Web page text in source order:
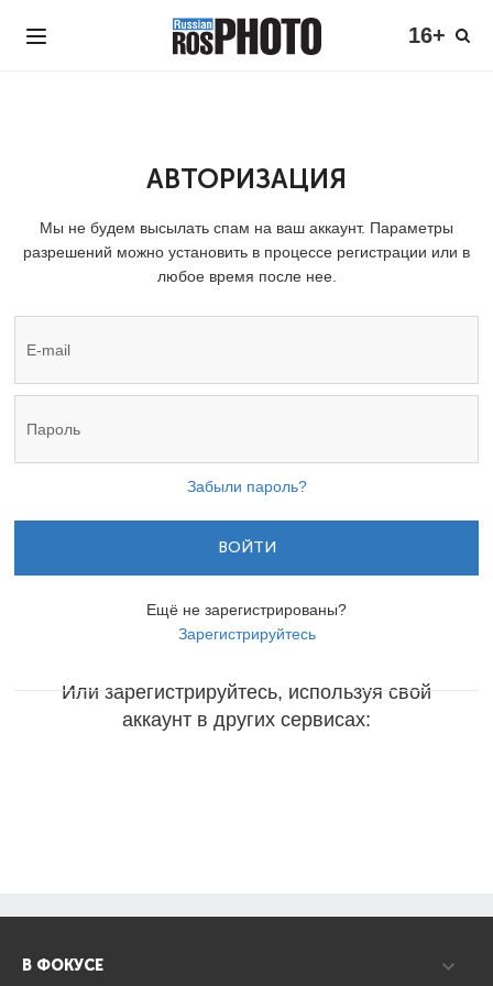
16+
АВТОРИЗАЦИЯ
Мы не будем высылать спам на ваш аккаунт. Параметры
разрешений можно установить в процессе регистрации или в
любое время после нее.
Забыли пароль?
ВОЙТИ
Ещё не зарегистрированы?
Зарегистрируйтесь
Или зарегистрируйтесь, используя свой
аккаунт в других сервисах:
В ФОКУСЕ